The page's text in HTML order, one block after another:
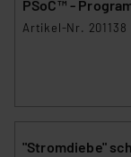
PSoC™ -
Artikel-Nr. 201138
"Stromdiebe"